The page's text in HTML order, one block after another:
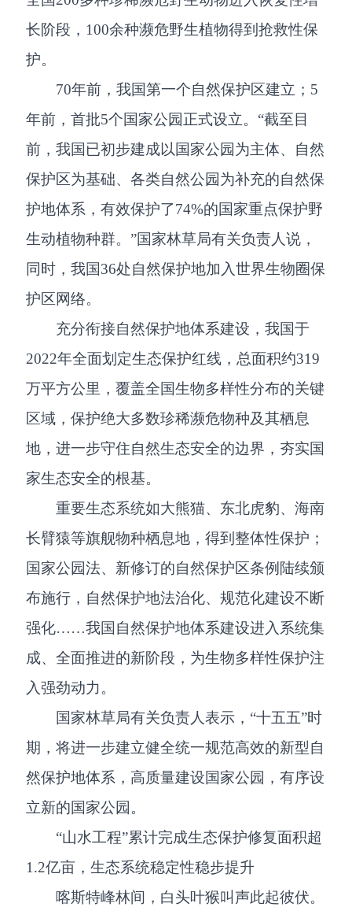
长阶段，100余种濒危野生植物得到抢救性保
护。
70年前，我国第一个自然保护区建立；5
年前，首批5个国家公园正式设立。“截至目
前，我国已初步建成以国家公园为主体、自然
保护区为基础、各类自然公园为补充的自然保
护地体系，有效保护了74%的国家重点保护野
生动植物种群。”国家林草局有关负责人说，
同时，我国36处自然保护地加入世界生物圈保
护区网络。
充分衔接自然保护地体系建设，我国于
2022年全面划定生态保护红线，总面积约319
万平方公里，覆盖全国生物多样性分布的关键
区域，保护绝大多数珍稀濒危物种及其栖息
地，进一步守住自然生态安全的边界，夯实国
家生态安全的根基。
重要生态系统如大熊猫、东北虎豹、海南
长臂猿等旗舰物种栖息地，得到整体性保护；
国家公园法、新修订的自然保护区条例陆续颁
布施行，自然保护地法治化、规范化建设不断
强化……我国自然保护地体系建设进入系统集
成、全面推进的新阶段，为生物多样性保护注
入强劲动力。
国家林草局有关负责人表示，“十五五”时
期，将进一步建立健全统一规范高效的新型自
然保护地体系，高质量建设国家公园，有序设
立新的国家公园。
“山水工程”累计完成生态保护修复面积超
1.2亿亩，生态系统稳定性稳步提升
喀斯特峰林间，白头叶猴叫声此起彼伏。